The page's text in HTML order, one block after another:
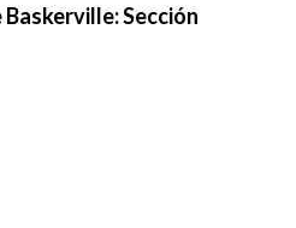
Sección